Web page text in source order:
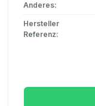
Anderes:
Hersteller
Referenz: